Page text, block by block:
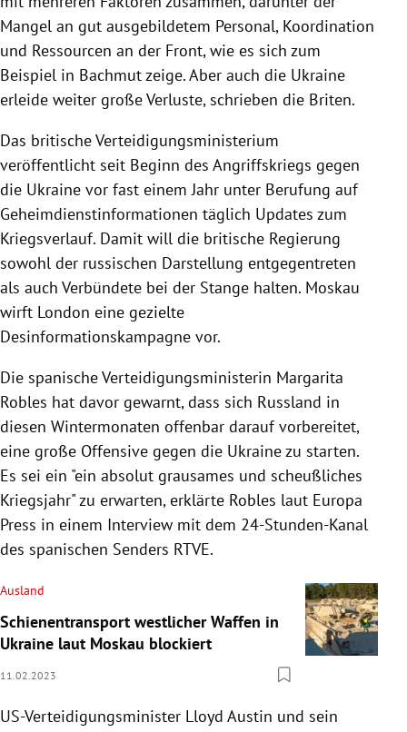
Mangel an gut ausgebildetem Personal, Koordination
und Ressourcen an der Front, wie es sich zum
Beispiel in Bachmut zeige. Aber auch die Ukraine
erleide weiter große Verluste, schrieben die Briten.
Das britische Verteidigungsministerium
veröffentlicht seit Beginn des Angriffskriegs gegen
die Ukraine vor fast einem Jahr unter Berufung auf
Geheimdienstinformationen täglich Updates zum
Kriegsverlauf. Damit will die britische Regierung
sowohl der russischen Darstellung entgegentreten
als auch Verbündete bei der Stange halten. Moskau
wirft London eine gezielte
Desinformationskampagne vor.
Die spanische Verteidigungsministerin Margarita
Robles hat davor gewarnt, dass sich Russland in
diesen Wintermonaten offenbar darauf vorbereitet,
eine große Offensive gegen die Ukraine zu starten.
Es sei ein "ein absolut grausames und scheußliches
Kriegsjahr" zu erwarten, erklärte Robles laut Europa
Press in einem Interview mit dem 24-Stunden-Kanal
des spanischen Senders RTVE.
Ausland
Schienentransport westlicher Waffen in
Ukraine laut Moskau blockiert
11.02.2023
US-Verteidigungsminister Lloyd Austin und sein